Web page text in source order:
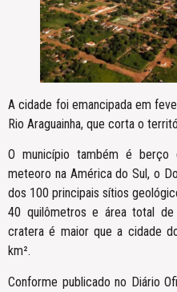
A cidade foi emancipada em
Rio Araguainha, que corta o
O município também é
meteoro na América do Sul, o
dos 100 principais sítios
40 quilômetros e área total de
cratera é maior que a cidade
km².
Conforme publicado no Diário